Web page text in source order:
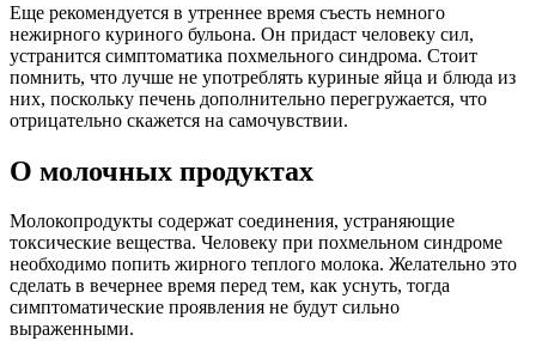
Еще рекомендуется в утреннее время съесть немного
нежирного куриного бульона. Он придаст человеку сил,
устранится симптоматика похмельного синдрома. Стоит
помнить, что лучше не употреблять куриные яйца и блюда из
них, поскольку печень дополнительно перегружается, что
отрицательно скажется на самочувствии.
О молочных продуктах
Молокопродукты содержат соединения, устраняющие
токсические вещества. Человеку при похмельном синдроме
необходимо попить жирного теплого молока. Желательно это
сделать в вечернее время перед тем, как уснуть, тогда
симптоматические проявления не будут сильно
выраженными.